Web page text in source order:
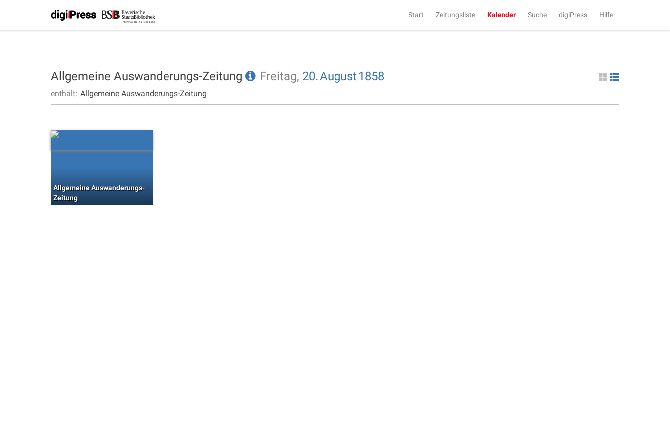
Start Zeitungsliste Kalender Suche digiPress Hilfe
Allgemeine Auswanderungs-Zeitung Freitag, 20.August 1858
enthält: Allgemeine Auswanderungs-Zeitung
Allgemeine Auswanderungs-
Zeitung